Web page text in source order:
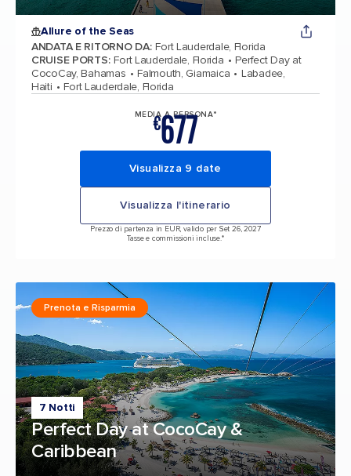
Allure of the Seas
ANDATA E RITORNO DA: Fort Lauderdale, Florida
CRUISE PORTS: Fort Lauderdale, Florida
Perfect Day at
CocoCay, Bahamas
Falmouth, Giamaica
Labadee,
Haiti
Fort Lauderdale, Florida
MEDIA A PERSONA*
€677
Visualizza 9 date
Visualizza l'itinerario
Prezzo di partenza in EUR, valido per Set 26, 2027
Tasse e commissioni incluse.*
7 Notti
Perfect Day at CocoCay &
Caribbean
Prenota e Risparmia